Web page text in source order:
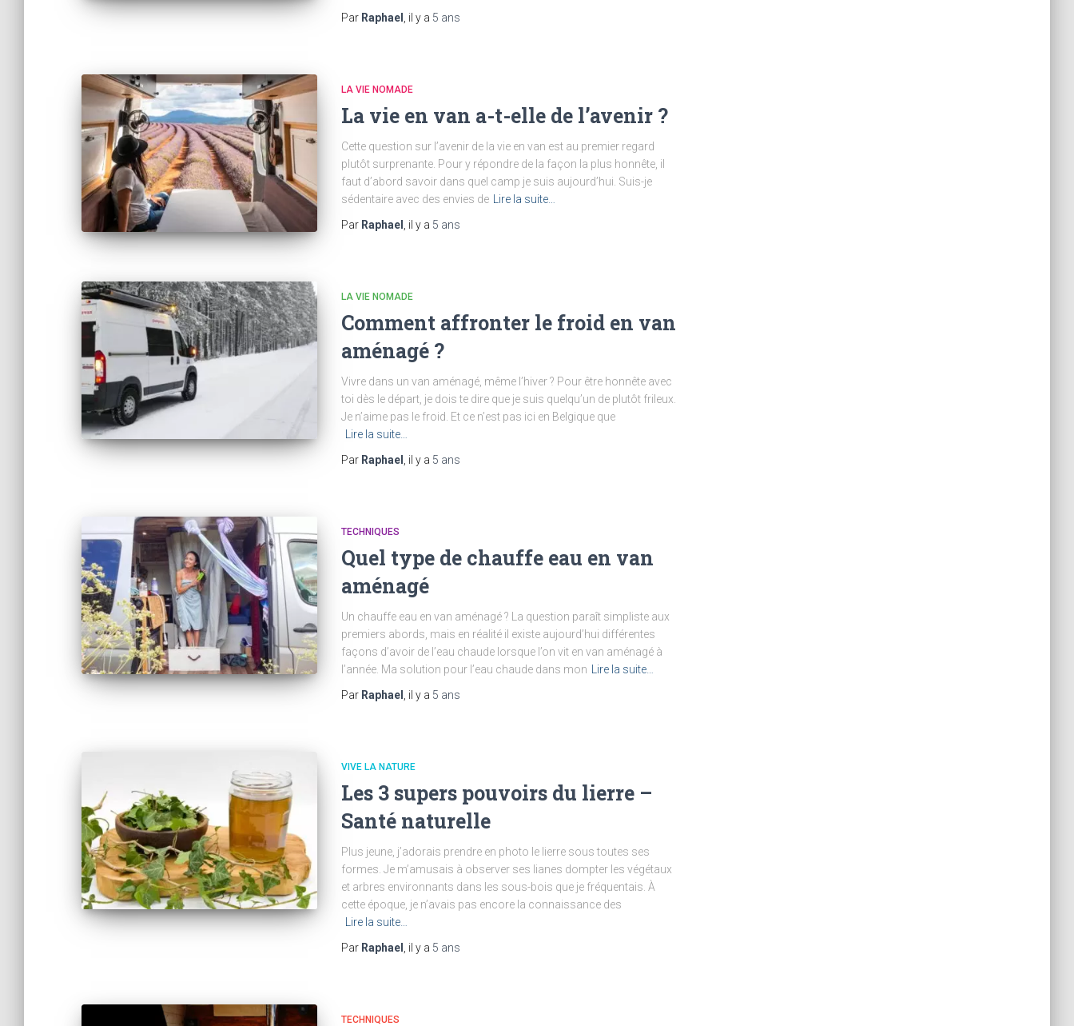
Par Raphael , il y a 5 ans
LA VIE NOMADE
La vie en van a-t-elle de l’avenir ?
Cette question sur l’avenir de la vie en van est au premier regard
plutôt surprenante. Pour y répondre de la façon la plus honnête, il
faut d’abord savoir dans quel camp je suis aujourd’hui. Suis-je
sédentaire avec des envies de
Lire la suite…
Par Raphael , il y a 5 ans
LA VIE NOMADE
Comment affronter le froid en van
aménagé ?
Vivre dans un van aménagé, même l’hiver ? Pour être honnête avec
toi dès le départ, je dois te dire que je suis quelqu’un de plutôt frileux.
Je n’aime pas le froid. Et ce n’est pas ici en Belgique que
Lire la suite…
Par Raphael , il y a 5 ans
TECHNIQUES
Quel type de chauffe eau en van
aménagé
Un chauffe eau en van aménagé ? La question paraît simpliste aux
premiers abords, mais en réalité il existe aujourd’hui différentes
façons d’avoir de l’eau chaude lorsque l’on vit en van aménagé à
l’année. Ma solution pour l’eau chaude dans mon
Lire la suite…
Par Raphael , il y a 5 ans
VIVE LA NATURE
Les 3 supers pouvoirs du lierre –
Santé naturelle
Plus jeune, j’adorais prendre en photo le lierre sous toutes ses
formes. Je m’amusais à observer ses lianes dompter les végétaux
et arbres environnants dans les sous-bois que je fréquentais. À
cette époque, je n’avais pas encore la connaissance des
Lire la suite…
Par Raphael , il y a 5 ans
TECHNIQUES